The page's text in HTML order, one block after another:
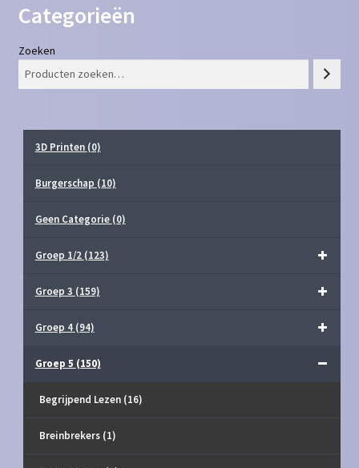
Categorieën
Zoeken
3D Printen (0)
Burgerschap (10)
Geen Categorie (0)
Groep 1/2 (123)
Groep 3 (159)
Groep 4 (94)
Groep 5 (150)
Begrijpend Lezen (16)
Breinbrekers (1)